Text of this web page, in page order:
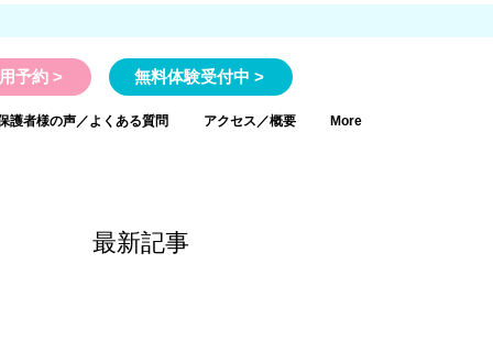
予約 > 無料体験受付中 >
護者様の声／よくある質問 アクセス／概要 More
最新記事